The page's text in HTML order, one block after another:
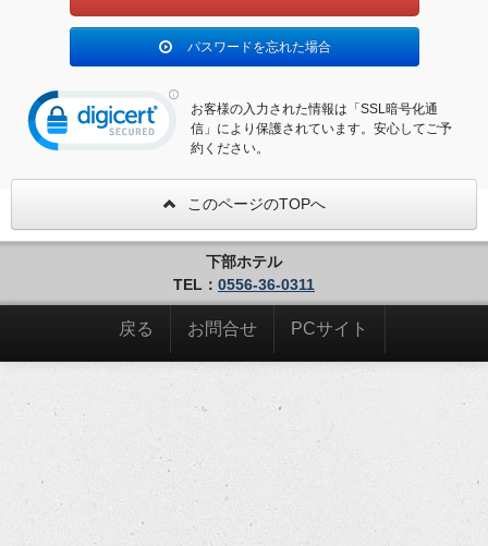
パスワードを忘れた場合
お客様の入力された情報は「SSL暗号化通
信」により保護されています。安心してご予
約ください。
このページのTOPへ
下部ホテル
TEL： 0556-36-0311
戻る お問合せ PCサイト